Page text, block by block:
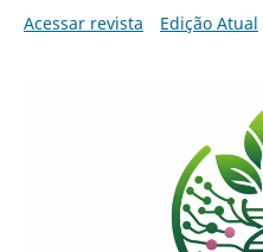
Acessar revista
Edição Atual